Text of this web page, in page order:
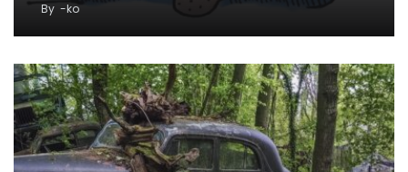
By -ko